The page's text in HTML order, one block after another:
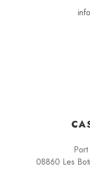
08860 Les